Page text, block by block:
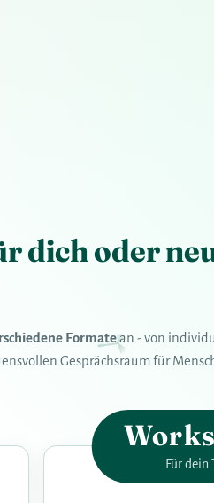
dich oder
Formatean - von
Gesprächsraum für
Für dein